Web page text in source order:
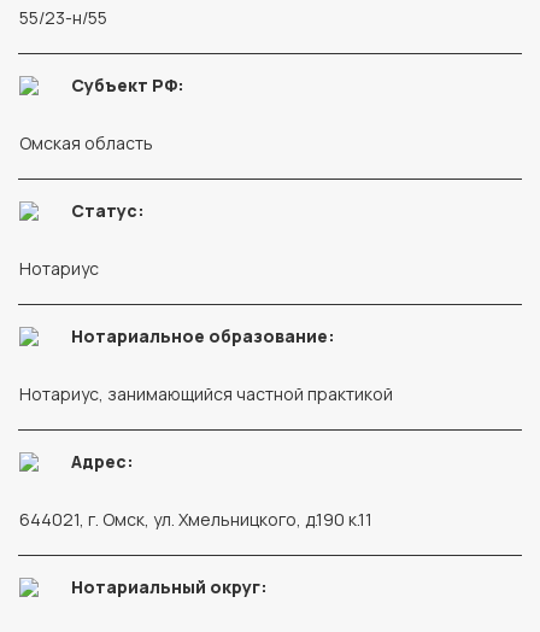
55/23-н/55
Субъект РФ:
Омская область
Статус:
Нотариус
Нотариальное образование:
Нотариус, занимающийся частной практикой
Адрес:
644021, г. Омск, ул. Хмельницкого, д.190 к.11
Нотариальный округ: